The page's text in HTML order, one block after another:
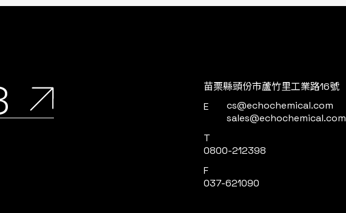
苗栗縣頭份市蘆竹里工業路16號
E
cs@echochemical.com
sales@echochemical.com
T
0800-212398
F
037-621090